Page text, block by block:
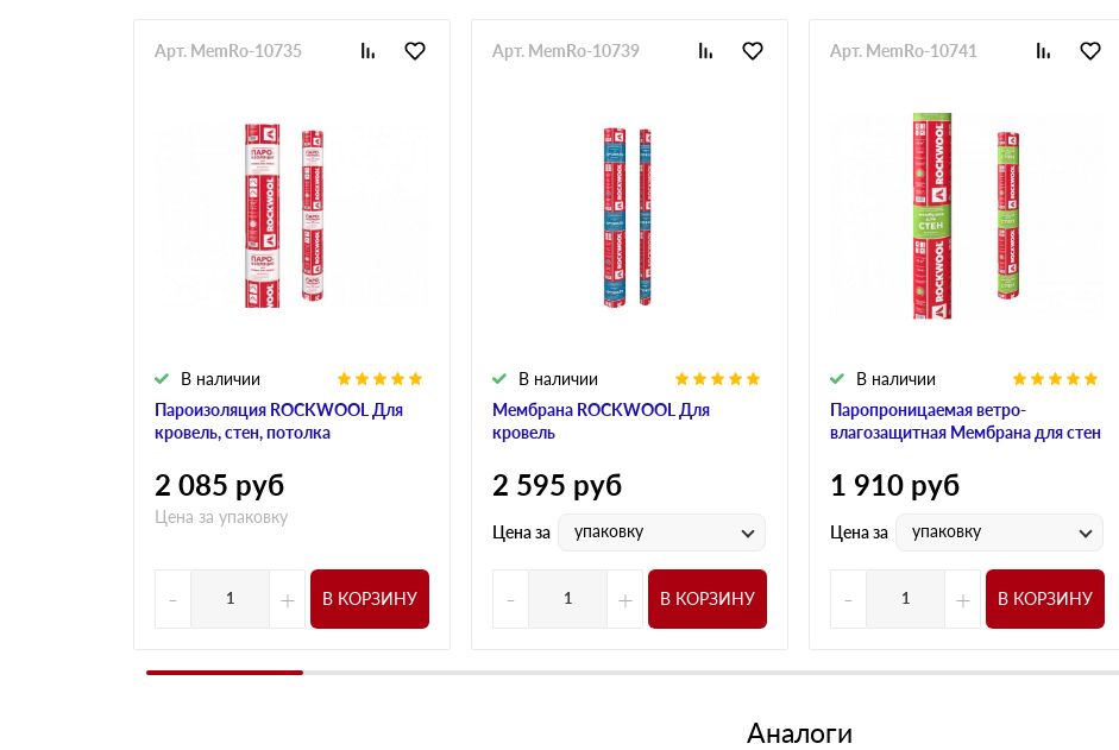
Пароизоляция ROCKWOOL Для
кровель, стен, потолка
В наличии
Арт. MemRo-10735
2 085 руб
Цена за упаковку
- + В КОРЗИНУ
Мембрана ROCKWOOL Для
кровель
В наличии
Арт. MemRo-10739
2 595 руб
Цена за упаковку
- + В КОРЗИНУ
Паропроницаемая ветро-
влагозащитная Мембрана для стен
В наличии
Арт. MemRo-10741
1 910 руб
Цена за упаковку
- + В КОРЗИНУ
Аналоги